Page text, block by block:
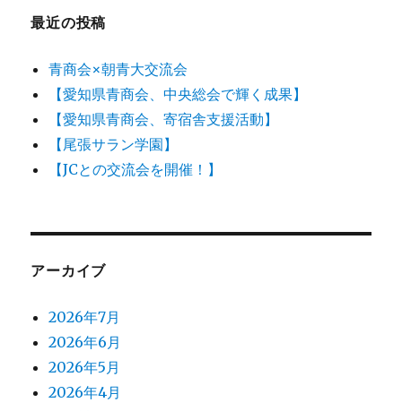
ン
最近の投稿
青商会×朝青大交流会
【愛知県青商会、中央総会で輝く成果】
【愛知県青商会、寄宿舎支援活動】
【尾張サラン学園】
【JCとの交流会を開催！】
アーカイブ
2026年7月
2026年6月
2026年5月
2026年4月